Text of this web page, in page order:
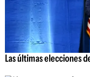
Las últimas elecciones